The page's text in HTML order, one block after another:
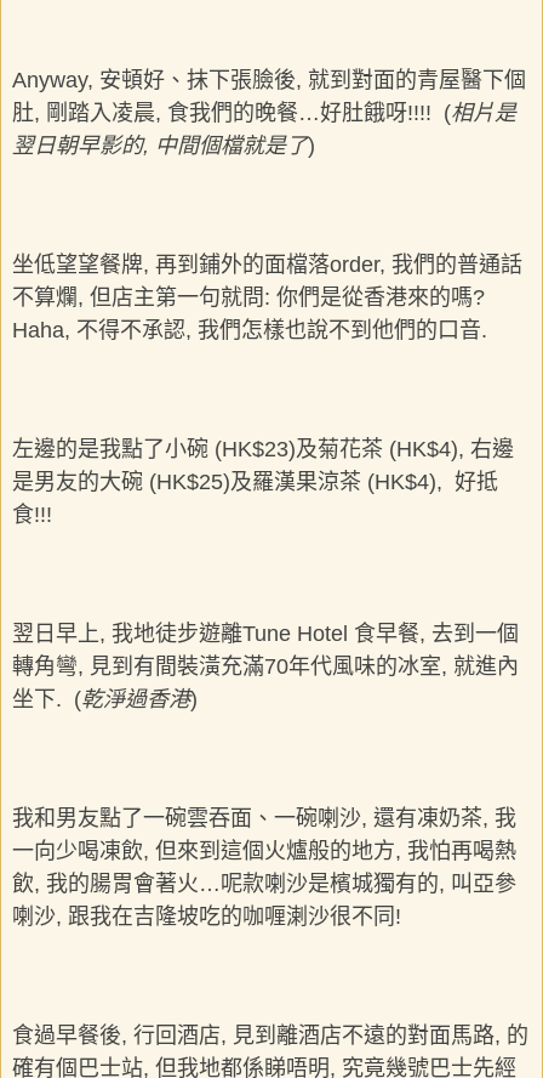
Anyway, 安頓好、抹下張臉後, 就到對面的青屋醫下個
肚, 剛踏入凌晨, 食我們的晚餐…好肚餓呀!!!! (相片是
翌日朝早影的, 中間個檔就是了)
坐低望望餐牌, 再到鋪外的面檔落order, 我們的普通話
不算爛, 但店主第一句就問: 你們是從香港來的嗎?
Haha, 不得不承認, 我們怎樣也說不到他們的口音.
左邊的是我點了小碗 (HK$23)及菊花茶 (HK$4), 右邊
是男友的大碗 (HK$25)及羅漢果涼茶 (HK$4), 好抵
食!!!
翌日早上, 我地徒步遊離Tune Hotel 食早餐, 去到一個
轉角彎, 見到有間裝潢充滿70年代風味的冰室, 就進內
坐下. (乾淨過香港)
我和男友點了一碗雲吞面、一碗喇沙, 還有凍奶茶, 我
一向少喝凍飲, 但來到這個火爐般的地方, 我怕再喝熱
飲, 我的腸胃會著火…呢款喇沙是檳城獨有的, 叫亞參
喇沙, 跟我在吉隆坡吃的咖喱溂沙很不同!
食過早餐後, 行回酒店, 見到離酒店不遠的對面馬路, 的
確有個巴士站, 但我地都係睇唔明, 究竟幾號巴士先經